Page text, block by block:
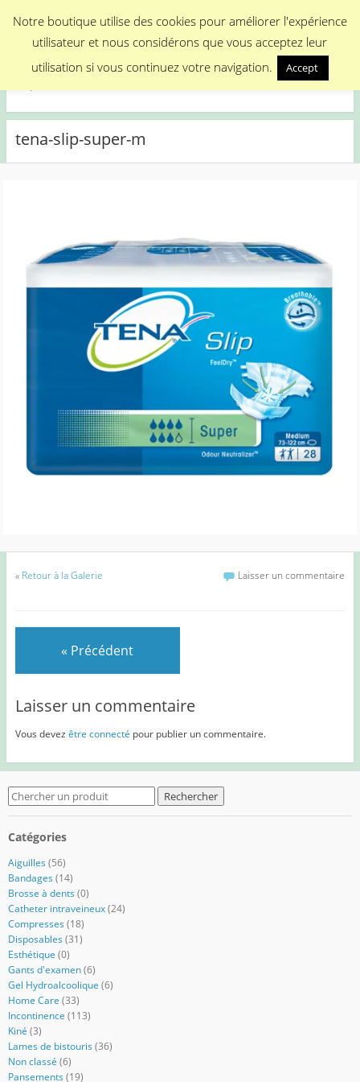
Menu
Medical Promotion
tena-slip-super-m
« Retour à la Galerie Laisser un commentaire
« Précédent
Laisser un commentaire
Vous devez être connecté pour publier un commentaire.
Search
for:
Catégories
Aiguilles (56)
Bandages (14)
Brosse à dents (0)
Catheter intraveineux (24)
Compresses (18)
Disposables (31)
Esthétique (0)
Gants d'examen (6)
Gel Hydroalcoolique (6)
Home Care (33)
Incontinence (113)
Kiné (3)
Lames de bistouris (36)
Non classé (6)
Pansements (19)
Notre boutique utilise des cookies pour améliorer l'expérience
utilisateur et nous considérons que vous acceptez leur
utilisation si vous continuez votre navigation.
Accept